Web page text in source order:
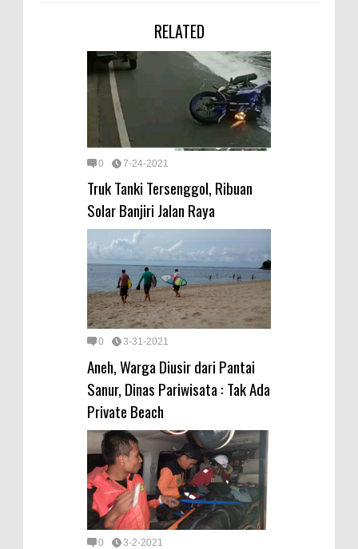
RELATED
0 7-24-2021
Truk Tanki Tersenggol, Ribuan
Solar Banjiri Jalan Raya
0 3-31-2021
Aneh, Warga Diusir dari Pantai
Sanur, Dinas Pariwisata : Tak Ada
Private Beach
0 3-2-2021